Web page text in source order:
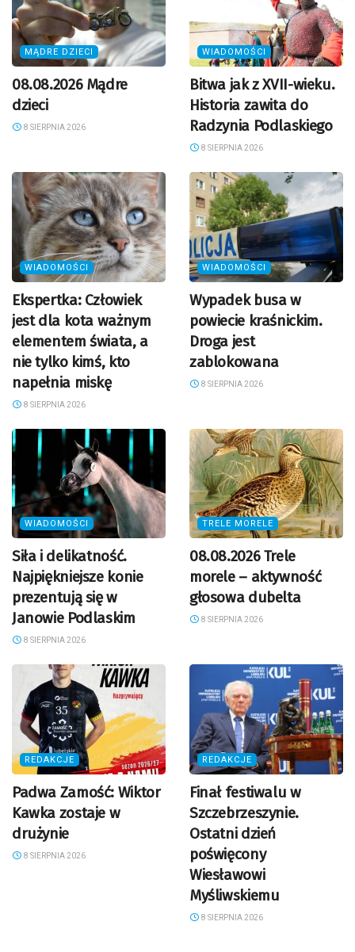
MĄDRE DZIECI
08.08.2026 Mądre
dzieci
8 SIERPNIA 2026
WIADOMOŚCI
Bitwa jak z XVII-wieku.
Historia zawita do
Radzynia Podlaskiego
8 SIERPNIA 2026
WIADOMOŚCI
Ekspertka: Człowiek
jest dla kota ważnym
elementem świata, a
nie tylko kimś, kto
napełnia miskę
8 SIERPNIA 2026
WIADOMOŚCI
Wypadek busa w
powiecie kraśnickim.
Droga jest
zablokowana
8 SIERPNIA 2026
WIADOMOŚCI
Siła i delikatność.
Najpiękniejsze konie
prezentują się w
Janowie Podlaskim
8 SIERPNIA 2026
TRELE MORELE
08.08.2026 Trele
morele – aktywność
głosowa dubelta
8 SIERPNIA 2026
REDAKCJE
Padwa Zamość: Wiktor
Kawka zostaje w
drużynie
8 SIERPNIA 2026
REDAKCJE
Finał festiwalu w
Szczebrzeszynie.
Ostatni dzień
poświęcony
Wiesławowi
Myśliwskiemu
8 SIERPNIA 2026